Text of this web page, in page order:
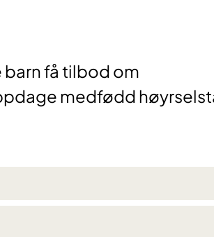
få tilbod om
medfødd